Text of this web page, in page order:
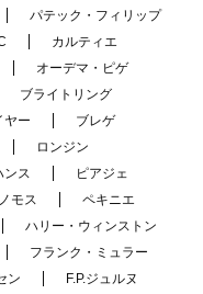
パテック・フィリップ
カルティエ
オーデマ・ピゲ
ブライトリング
ヤー
ブレゲ
ロンジン
ンス
ピアジェ
ノモス
ペキニエ
ハリー・ウィンストン
フランク・ミュラー
ン
F.P.ジュルヌ